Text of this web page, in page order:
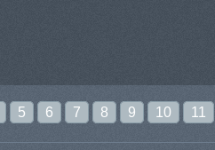
5 6 7 8 9 10 11